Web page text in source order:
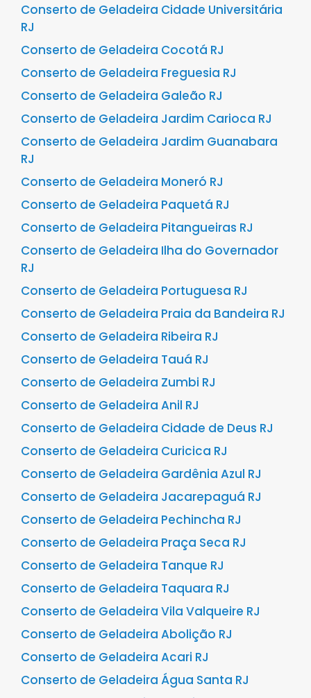
Conserto de Geladeira Cidade Universitária
RJ
Conserto de Geladeira Cocotá RJ
Conserto de Geladeira Freguesia RJ
Conserto de Geladeira Galeão RJ
Conserto de Geladeira Jardim Carioca RJ
Conserto de Geladeira Jardim Guanabara
RJ
Conserto de Geladeira Moneró RJ
Conserto de Geladeira Paquetá RJ
Conserto de Geladeira Pitangueiras RJ
Conserto de Geladeira Ilha do Governador
RJ
Conserto de Geladeira Portuguesa RJ
Conserto de Geladeira Praia da Bandeira RJ
Conserto de Geladeira Ribeira RJ
Conserto de Geladeira Tauá RJ
Conserto de Geladeira Zumbi RJ
Conserto de Geladeira Anil RJ
Conserto de Geladeira Cidade de Deus RJ
Conserto de Geladeira Curicica RJ
Conserto de Geladeira Gardênia Azul RJ
Conserto de Geladeira Jacarepaguá RJ
Conserto de Geladeira Pechincha RJ
Conserto de Geladeira Praça Seca RJ
Conserto de Geladeira Tanque RJ
Conserto de Geladeira Taquara RJ
Conserto de Geladeira Vila Valqueire RJ
Conserto de Geladeira Abolição RJ
Conserto de Geladeira Acari RJ
Conserto de Geladeira Água Santa RJ